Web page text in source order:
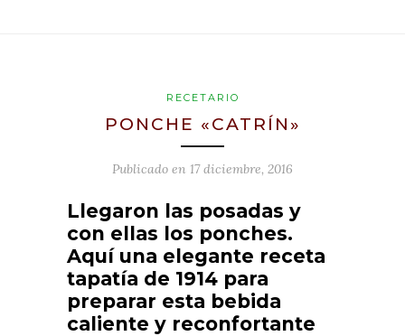
RECETARIO
PONCHE «CATRÍN»
Publicado en 17 diciembre, 2016
Llegaron las posadas y
con ellas los ponches.
Aquí una elegante receta
tapatía de 1914 para
preparar esta bebida
caliente y reconfortante